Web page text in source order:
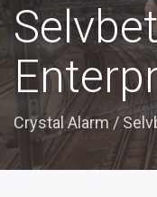
Crystal Alarm /